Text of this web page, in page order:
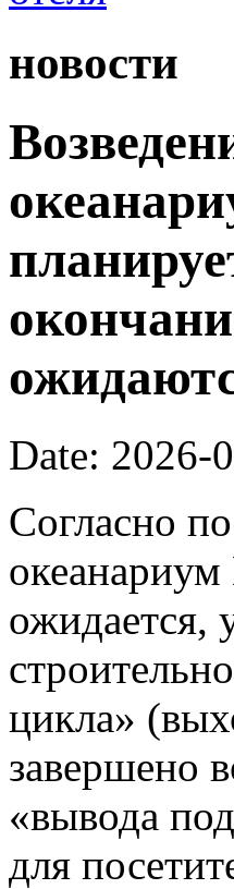
новости
Date: 2026-
Согласно
ожидается,
цикла»
завершено
«вывода
для